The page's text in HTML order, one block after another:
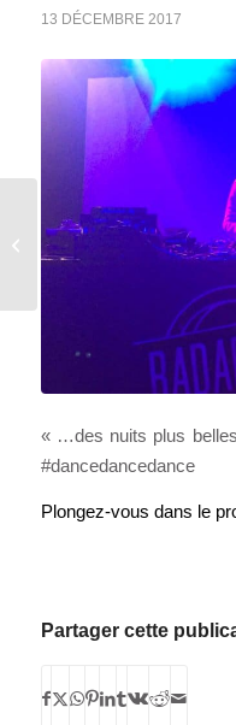
13 DÉCEMBRE 2017
« …des nuits plus
#dancedancedance
Plongez-vous dans le
Partager cette
CAB À
L’UNESCO